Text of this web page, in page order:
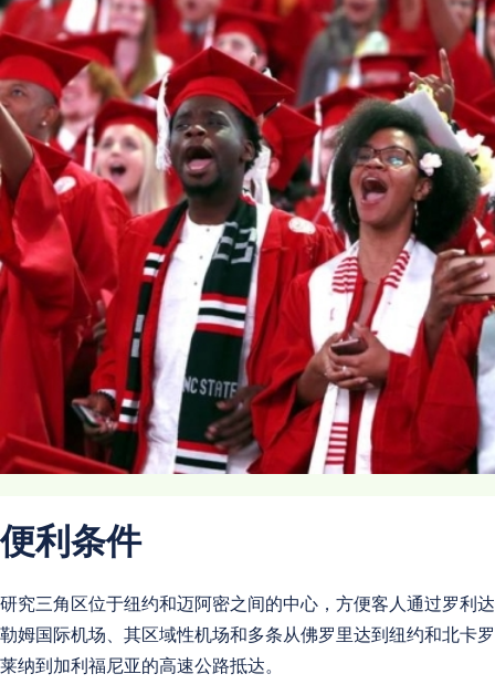
便利条件
研究三角区位于纽约和迈阿密之间的中心，方便客人通过罗利达
勒姆国际机场、其区域性机场和多条从佛罗里达到纽约和北卡罗
莱纳到加利福尼亚的高速公路抵达。